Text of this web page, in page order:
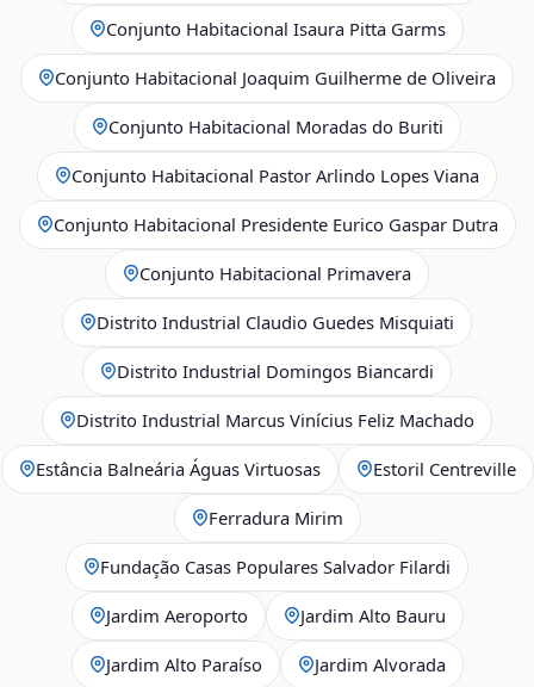
Conjunto Habitacional Isaura Pitta Garms
Conjunto Habitacional Joaquim Guilherme de Oliveira
Conjunto Habitacional Moradas do Buriti
Conjunto Habitacional Pastor Arlindo Lopes Viana
Conjunto Habitacional Presidente Eurico Gaspar Dutra
Conjunto Habitacional Primavera
Distrito Industrial Claudio Guedes Misquiati
Distrito Industrial Domingos Biancardi
Distrito Industrial Marcus Vinícius Feliz Machado
Estância Balneária Águas Virtuosas Estoril Centreville
Ferradura Mirim
Fundação Casas Populares Salvador Filardi
Jardim Aeroporto Jardim Alto Bauru
Jardim Alto Paraíso Jardim Alvorada